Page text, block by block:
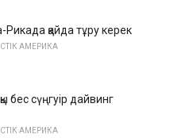
қайда тұру керек
АМЕРИКА
бес сүңгуір дайвинг
АМЕРИКА